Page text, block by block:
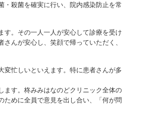
・殺菌を確実に行い、院内感染防止を常
す。その一人一人が安心して診療を受け
んが安心し、笑顔で帰っていただく、
変忙しいといえます。特に患者さんが多
ます。柊みみはなのどクリニック全体の
ために全員で意見を出し合い、「何が問